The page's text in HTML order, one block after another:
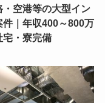
・空港等の大型イン
件｜年収400～800万
宅・寮完備